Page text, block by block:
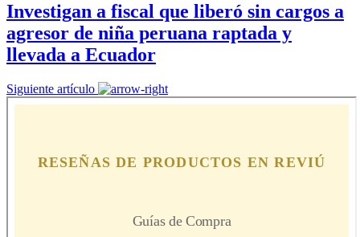
Investigan a fiscal que liberó sin cargos a
agresor de niña peruana raptada y
llevada a Ecuador
Siguiente artículo